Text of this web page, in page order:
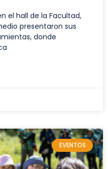
el hall de la Facultad,
presentaron sus
donde
EVENTOS